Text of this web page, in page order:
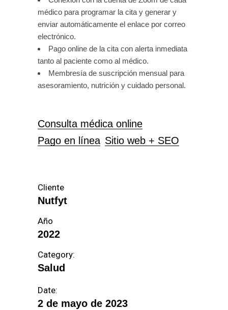
médico para programar la cita y generar y
enviar automáticamente el enlace por correo
electrónico.
Pago online de la cita con alerta inmediata
tanto al paciente como al médico.
Membresía de suscripción mensual para
asesoramiento, nutrición y cuidado personal.
Consulta médica online
Pago en línea Sitio web + SEO
Cliente
Nutfyt
Año
2022
Category:
Salud
Date:
2 de mayo de 2023